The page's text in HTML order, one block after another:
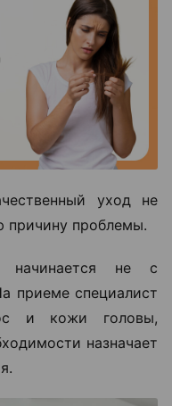
уход не
причину проблемы.
начинается не с
приеме специалист
и кожи головы,
назначает